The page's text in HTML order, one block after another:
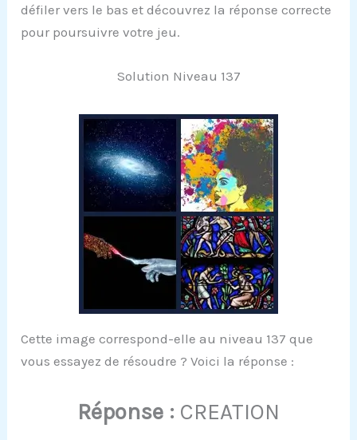
défiler vers le bas et découvrez la réponse correcte
pour poursuivre votre jeu.
Solution Niveau 137
Cette image correspond-elle au niveau 137 que
vous essayez de résoudre ? Voici la réponse :
Réponse : CREATION